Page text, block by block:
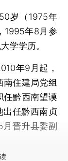
岁（1975年
1995年8月参
学学历。
年9月起，
南住建局党组
任黔西南望谟
出任黔西南贞
月晋升县委副